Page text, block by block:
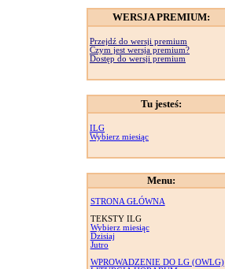
WERSJA PREMIUM:
Przejdź do wersji premium
Czym jest wersja premium?
Dostęp do wersji premium
Tu jesteś:
ILG
Wybierz miesiąc
Menu:
STRONA GŁÓWNA
TEKSTY ILG
Wybierz miesiąc
Dzisiaj
Jutro
WPROWADZENIE DO LG (OWLG)